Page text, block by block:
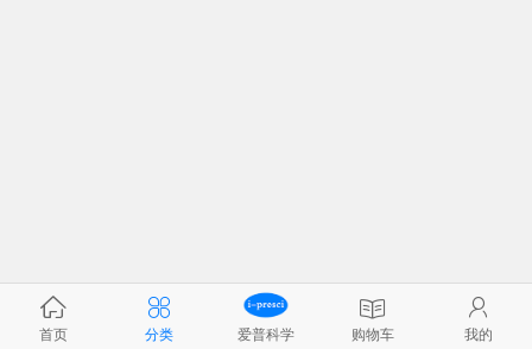
首页 分类 爱普科学 购物车 我的